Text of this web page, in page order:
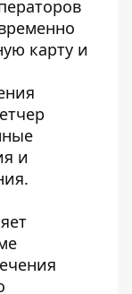
карту и
и